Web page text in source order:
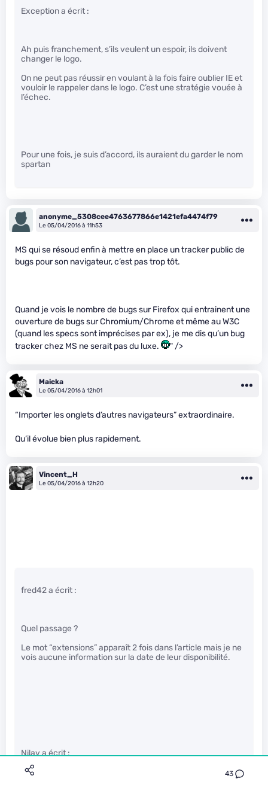
43
Exception a écrit :
Ah puis franchement, s’ils veulent un espoir, ils doivent
changer le logo.
On ne peut pas réussir en voulant à la fois faire oublier IE et
vouloir le rappeler dans le logo. C’est une stratégie vouée à
l’échec.
Pour une fois, je suis d’accord, ils auraient du garder le nom
spartan
anonyme_5308cee4763677866e1421efa4474f79
Le 05/04/2016 à 11h53
MS qui se résoud enfin à mettre en place un tracker public de
bugs pour son navigateur, c’est pas trop tôt.
Quand je vois le nombre de bugs sur Firefox qui entrainent une
ouverture de bugs sur Chromium/Chrome et même au W3C
(quand les specs sont imprécises par ex), je me dis qu’un bug
tracker chez MS ne serait pas du luxe.
" />
Maicka
Le 05/04/2016 à 12h01
“Importer les onglets d’autres navigateurs” extraordinaire.
Qu’il évolue bien plus rapidement.
Vincent_H
Le 05/04/2016 à 12h20
fred42 a écrit :
Quel passage ?
Le mot “extensions” apparaît 2 fois dans l’article mais je ne
vois aucune information sur la date de leur disponibilité.
Nilav a écrit :